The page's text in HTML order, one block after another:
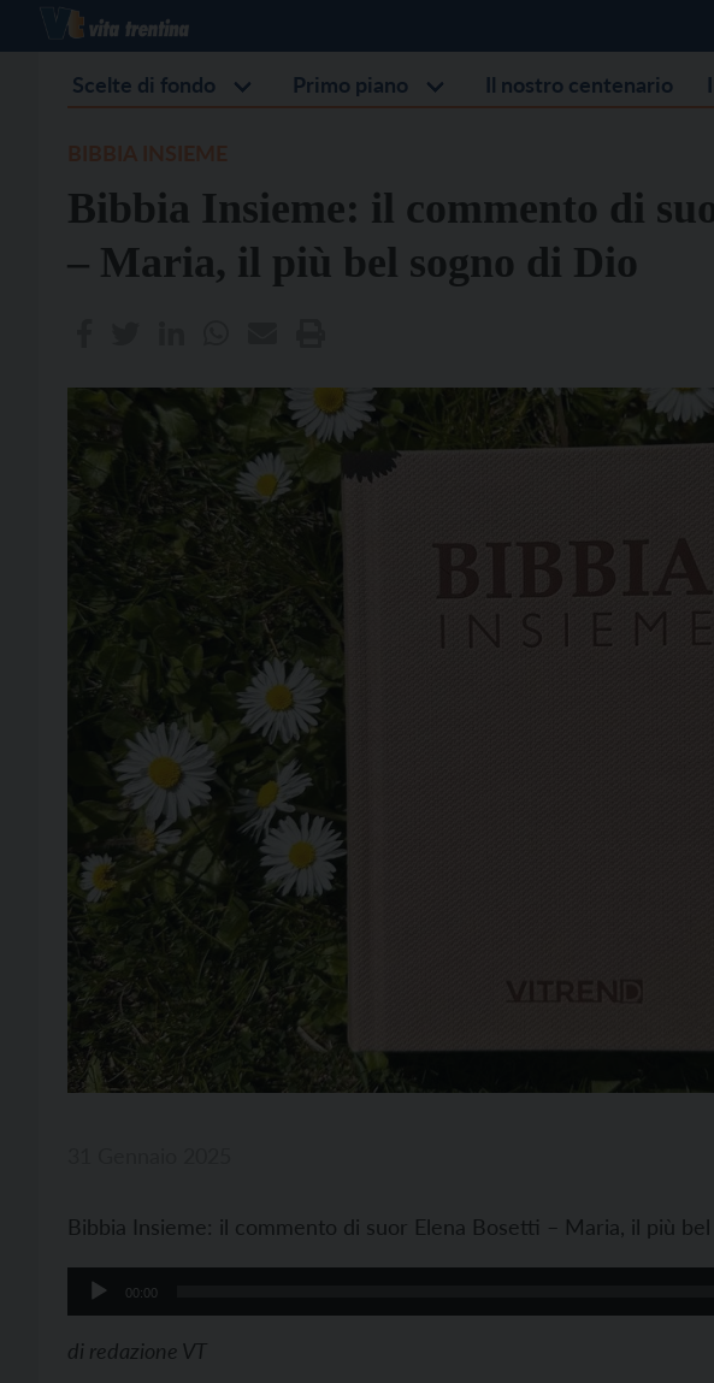
Scelte di fondo Primo piano Il nostro centenario
Bibbia Insieme: il commento di
– Maria, il più bel sogno di Dio
Bibbia Insieme: il commento di suor Elena Bosetti – Maria, il più
Audio
Player
00:00
di redazione VT